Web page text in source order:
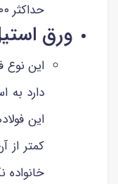
حداکثر ۲۰۰۰ درجه فارنهایت قابل استفاده است.
ورق استیل
این نوع
دارد به
این
کمتر از